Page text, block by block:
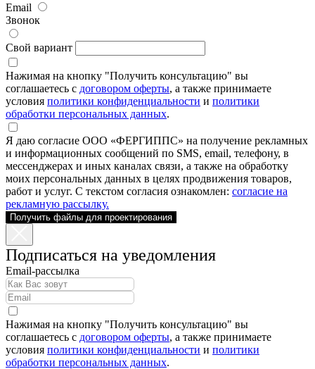
Email
Звонок
Свой вариант
Нажимая на кнопку "Получить консультацию" вы
соглашаетесь с договором оферты, а также принимаете
условия политики конфиденциальности и политики
обработки персональных данных.
Я даю согласие ООО «ФЕРГИППС» на получение рекламных
и информационных сообщений по SMS, email, телефону, в
мессенджерах и иных каналах связи, а также на обработку
моих персональных данных в целях продвижения товаров,
работ и услуг. С текстом согласия ознакомлен: согласие на
рекламную рассылку.
Получить файлы для проектирования
Подписаться на уведомления
Email-рассылка
Нажимая на кнопку "Получить консультацию" вы
соглашаетесь с договором оферты, а также принимаете
условия политики конфиденциальности и политики
обработки персональных данных.